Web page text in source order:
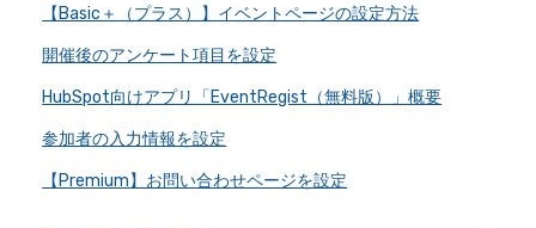
【Basic＋（プラス）】イベントページの設定方法
開催後のアンケート項目を設定
HubSpot向けアプリ「EventRegist（無料版）」概要
参加者の入力情報を設定
【Premium】お問い合わせページを設定